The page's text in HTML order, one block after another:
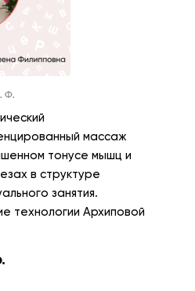
Ф.
массаж
тонусе мышц и
в структуре
занятия.
технологии Архиповой